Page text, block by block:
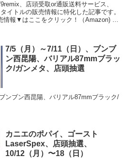
、店頭受取or通販送料サービス、
イトルの販売情報に特化した記事です。
情報▼はここをクリック！（Amazon) ▼
7/5（月）～7/11（日）、ブンブ
ン西昆陽、バリアル87mmブラッ
ク/ガンメタ、店頭抽選
ンブン西昆陽、バリアル87mmブラック/
カニエのポパイ、ゴースト
LaserSpex、店頭抽選、
10/12（月）〜18（日）